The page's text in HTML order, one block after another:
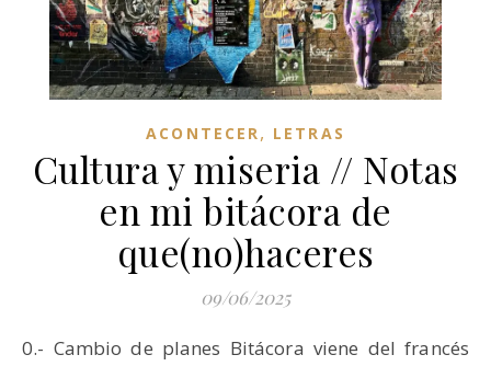
ACONTECER, LETRAS
Cultura y miseria // Notas
en mi bitácora de
que(no)haceres
09/06/2025
0.- Cambio de planes Bitácora viene del francés